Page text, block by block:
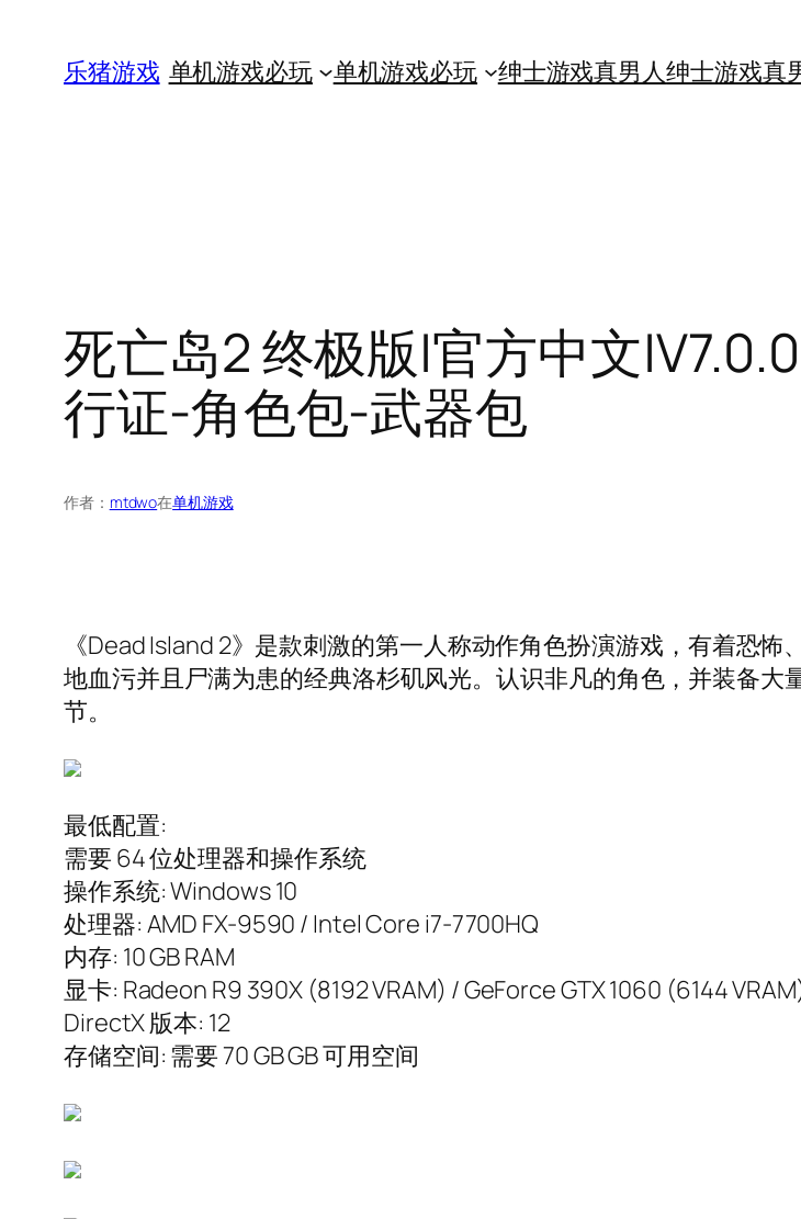
乐猪游戏 单机游戏必玩 单机游戏必玩 绅士游戏真男人绅士游戏真
死亡岛2 终极版|官方中文
行证-角色包-武器包
作者： mtdwo在单机游戏
《Dead Island 2》是款刺激的第一人称动作角色扮演游戏，有着恐
地血污并且尸满为患的经典洛杉矶风光。认识非凡的角色，并装备
节。
最低配置:
需要 64 位处理器和操作系统
操作系统: Windows 10
处理器: AMD FX-9590 / Intel Core i7-7700HQ
内存: 10 GB RAM
显卡: Radeon R9 390X (8192 VRAM) / GeForce GTX 1060 (6144
DirectX 版本: 12
存储空间: 需要 70 GB GB 可用空间